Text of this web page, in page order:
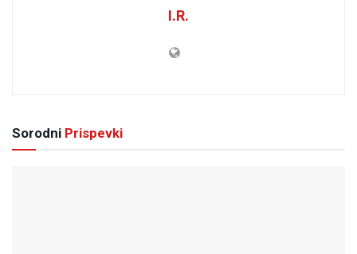
I.R.
Sorodni Prispevki